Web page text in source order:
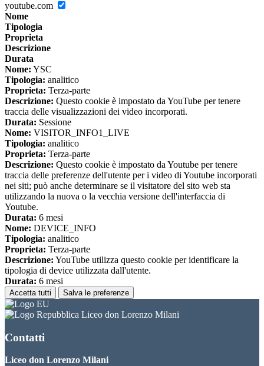
youtube.com
Nome
Tipologia
Proprieta
Descrizione
Durata
Nome: YSC
Tipologia: analitico
Proprieta: Terza-parte
Descrizione: Questo cookie è impostato da YouTube per tenere
traccia delle visualizzazioni dei video incorporati.
Durata: Sessione
Nome: VISITOR_INFO1_LIVE
Tipologia: analitico
Proprieta: Terza-parte
Descrizione: Questo cookie è impostato da Youtube per tenere
traccia delle preferenze dell'utente per i video di Youtube incorporati
nei siti; può anche determinare se il visitatore del sito web sta
utilizzando la nuova o la vecchia versione dell'interfaccia di
Youtube.
Durata: 6 mesi
Nome: DEVICE_INFO
Tipologia: analitico
Proprieta: Terza-parte
Descrizione: YouTube utilizza questo cookie per identificare la
tipologia di device utilizzata dall'utente.
Durata: 6 mesi
Accetta tutti Salva le preferenze
Liceo don Lorenzo Milani
Contatti
Liceo don Lorenzo Milani